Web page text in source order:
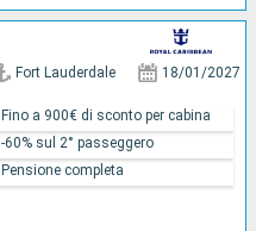
Fort Lauderdale 18/01/2027
Fino a 900€ di sconto per cabina
-60% sul 2° passeggero
Pensione completa